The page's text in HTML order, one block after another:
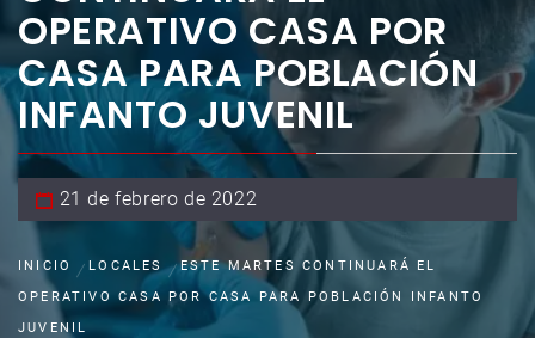
OPERATIVO CASA POR
CASA PARA POBLACIÓN
INFANTO JUVENIL
21 de febrero de 2022
INICIO LOCALES
ESTE MARTES CONTINUARÁ EL
OPERATIVO CASA POR CASA PARA POBLACIÓN INFANTO
JUVENIL